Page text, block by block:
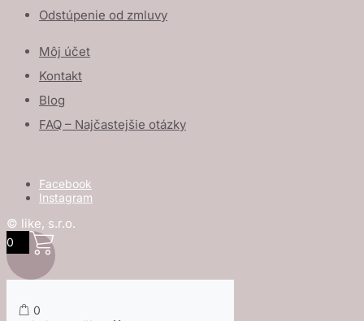
Odstúpenie od zmluvy
Môj účet
Kontakt
Blog
FAQ – Najčastejšie otázky
Facebook
Instagram
© like, s.r.o.
0
0